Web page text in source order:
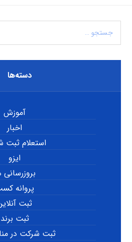
دسته‌ها
آموزش
اخبار
استعلام
ایزو
بروزرسانی
پروانه
ثبت
ثبت برند
ثبت شرکت در